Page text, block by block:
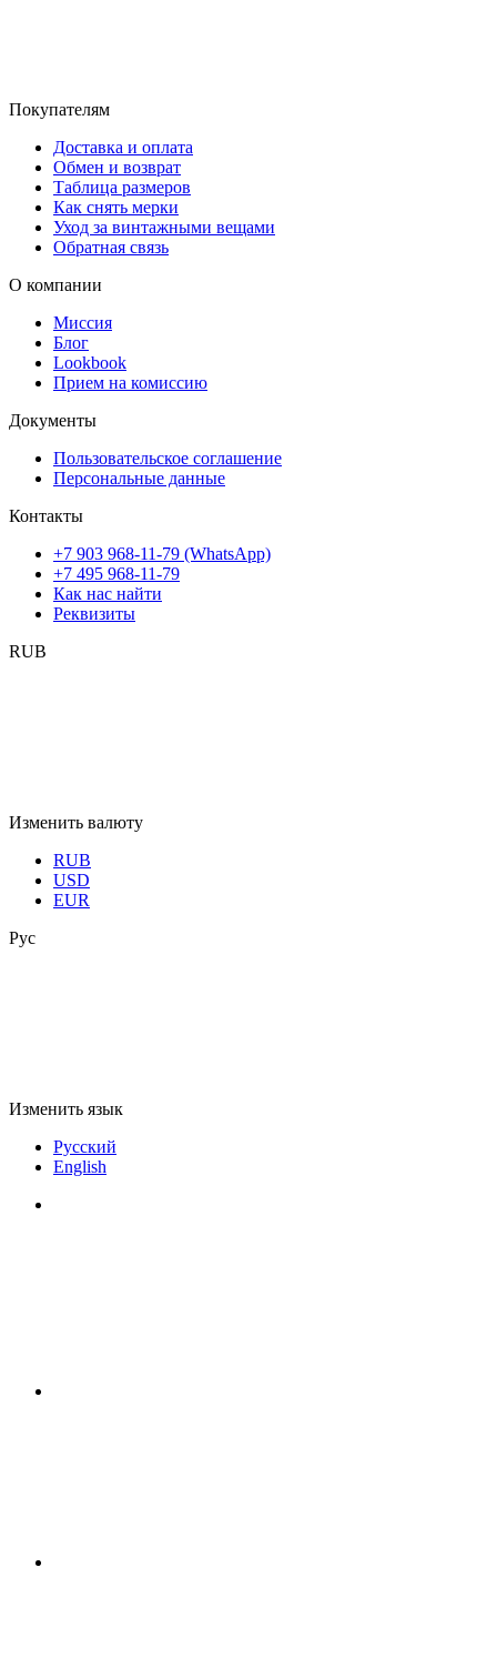
Покупателям
Доставка и оплата
Обмен и возврат
Таблица размеров
Как снять мерки
Уход за винтажными вещами
Обратная связь
О компании
Миссия
Блог
Lookbook
Прием на комиссию
Документы
Пользовательское соглашение
Персональные данные
Контакты
+7 903 968-11-79 (WhatsApp)
+7 495 968-11-79
Как нас найти
Реквизиты
RUB
Изменить валюту
RUB
USD
EUR
Рус
Изменить язык
Русский
English